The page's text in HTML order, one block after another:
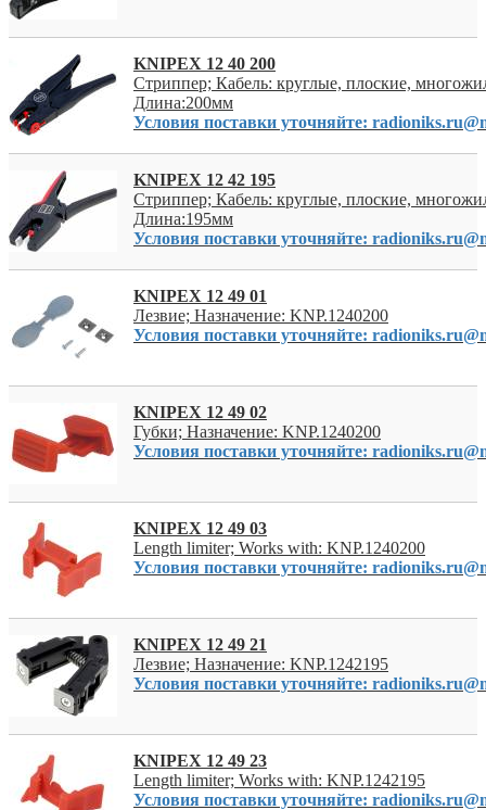
KNIPEX 12 40 200
Стриппер; Кабель: круглые, плоские,
Длина:200мм
Условия поставки уточняйте:
KNIPEX 12 42 195
Стриппер; Кабель: круглые, плоские,
Длина:195мм
Условия поставки уточняйте:
KNIPEX 12 49 01
Лезвие; Назначение: KNP.1240200
Условия поставки уточняйте:
KNIPEX 12 49 02
Губки; Назначение: KNP.1240200
Условия поставки уточняйте:
KNIPEX 12 49 03
Length limiter; Works with: KNP.1240200
Условия поставки уточняйте:
KNIPEX 12 49 21
Лезвие; Назначение: KNP.1242195
Условия поставки уточняйте:
KNIPEX 12 49 23
Length limiter; Works with: KNP.1242195
Условия поставки уточняйте: